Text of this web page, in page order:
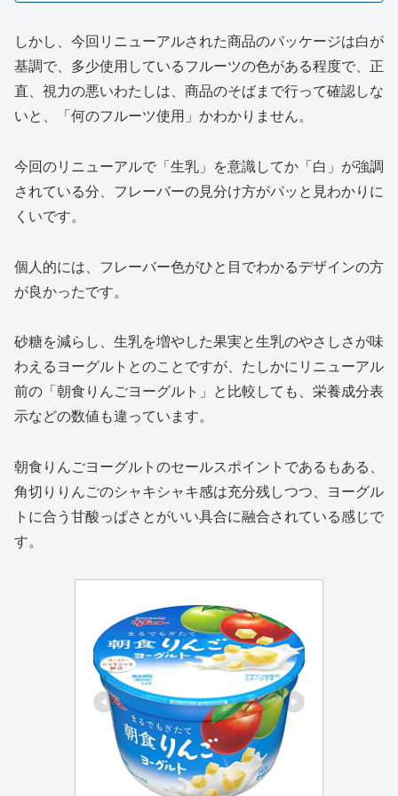
しかし、今回リニューアルされた商品のパッケージは白が
基調で、多少使用しているフルーツの色がある程度で、正
直、視力の悪いわたしは、商品のそばまで行って確認しな
いと、「何のフルーツ使用」かわかりません。
今回のリニューアルで「生乳」を意識してか「白」が強調
されている分、フレーバーの見分け方がパッと見わかりに
くいです。
個人的には、フレーバー色がひと目でわかるデザインの方
が良かったです。
砂糖を減らし、生乳を増やした果実と生乳のやさしさが味
わえるヨーグルトとのことですが、たしかにリニューアル
前の「朝食りんごヨーグルト」と比較しても、栄養成分表
示などの数値も違っています。
朝食りんごヨーグルトのセールスポイントであるもある、
角切りりんごのシャキシャキ感は充分残しつつ、ヨーグル
トに合う甘酸っぱさとがいい具合に融合されている感じで
す。